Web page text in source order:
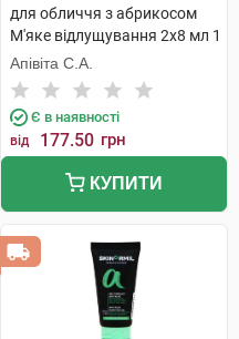
для обличчя з абрикосом
М'яке відлущування 2х8 мл 1
шт
Апівіта С.А.
Є в наявності
від 177.50 грн
КУПИТИ